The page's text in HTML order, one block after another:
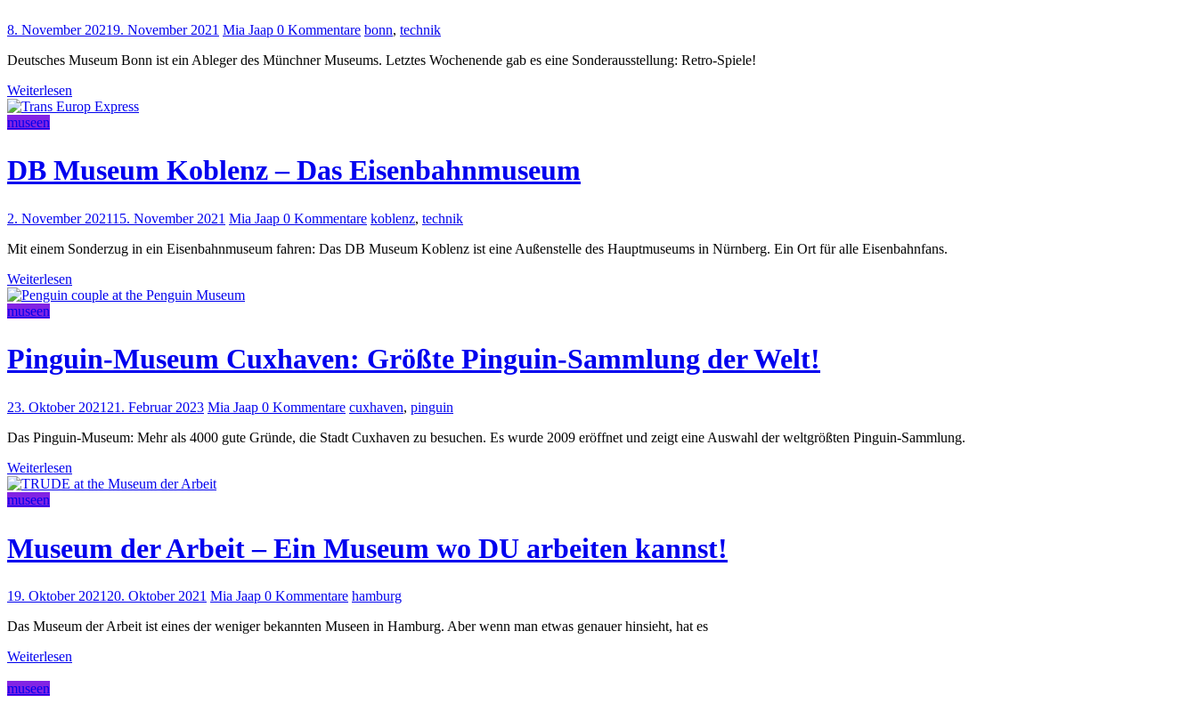
8. November 20219. November 2021 Mia Jaap 0 Kommentare bonn, technik
Deutsches Museum Bonn ist ein Ableger des Münchner Museums. Letztes Wochenende gab es eine Sonderausstellung: Retro-Spiele!
Weiterlesen
museen
DB Museum Koblenz – Das Eisenbahnmuseum
2. November 202115. November 2021 Mia Jaap 0 Kommentare koblenz, technik
Mit einem Sonderzug in ein Eisenbahnmuseum fahren: Das DB Museum Koblenz ist eine Außenstelle des Hauptmuseums in Nürnberg. Ein Ort für alle Eisenbahnfans.
Weiterlesen
museen
Pinguin-Museum Cuxhaven: Größte Pinguin-Sammlung der Welt!
23. Oktober 2021 21. Februar 2023 Mia Jaap 0 Kommentare cuxhaven, pinguin
Das Pinguin-Museum: Mehr als 4000 gute Gründe, die Stadt Cuxhaven zu besuchen. Es wurde 2009 eröffnet und zeigt eine Auswahl der weltgrößten Pinguin-Sammlung.
Weiterlesen
museen
Museum der Arbeit – Ein Museum wo DU arbeiten kannst!
19. Oktober 2021 20. Oktober 2021 Mia Jaap 0 Kommentare hamburg
Das Museum der Arbeit ist eines der weniger bekannten Museen in Hamburg. Aber wenn man etwas genauer hinsieht, hat es
Weiterlesen
museen